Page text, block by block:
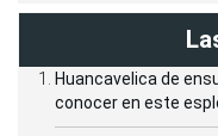
Huancavelica de
conocer en este